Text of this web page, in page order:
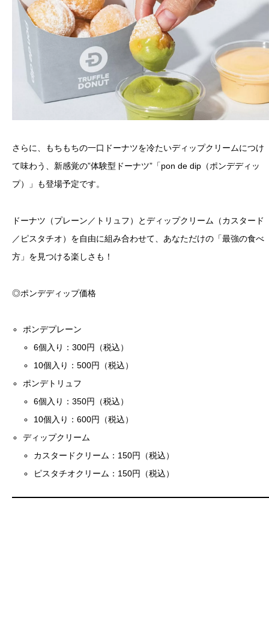
さらに、もちもちの一口ドーナツを冷たいディップクリームにつけ
て味わう、新感覚の”体験型ドーナツ”「pon de dip（ポンデディッ
プ）」も登場予定です。
ドーナツ（プレーン／トリュフ）とディップクリーム（カスタード
／ピスタチオ）を自由に組み合わせて、あなただけの「最強の食べ
方」を見つける楽しさも！
◎ポンデディップ価格
ポンデプレーン
6個入り：300円（税込）
10個入り：500円（税込）
ポンデトリュフ
6個入り：350円（税込）
10個入り：600円（税込）
ディップクリーム
カスタードクリーム：150円（税込）
ピスタチオクリーム：150円（税込）